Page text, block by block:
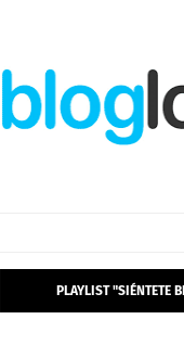
PLAYLIST "SIÉNTETE